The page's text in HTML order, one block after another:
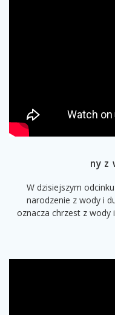
ny z
W dzisiejszym
narodzenie z wody i
oznacza chrzest z wody